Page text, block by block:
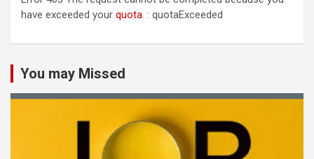
have exceeded your quota. : quotaExceeded
You may Missed